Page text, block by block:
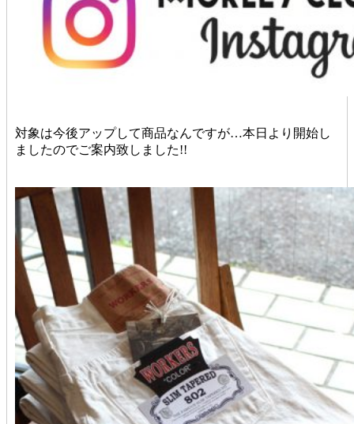
対象は今後アップして商品なんですが…本日より開始し
ましたのでご案内致しました!!